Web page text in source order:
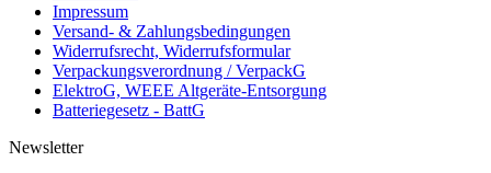
Impressum
Versand- & Zahlungsbedingungen
Widerrufsrecht, Widerrufsformular
Verpackungsverordnung / VerpackG
ElektroG, WEEE Altgeräte-Entsorgung
Batteriegesetz - BattG
Newsletter